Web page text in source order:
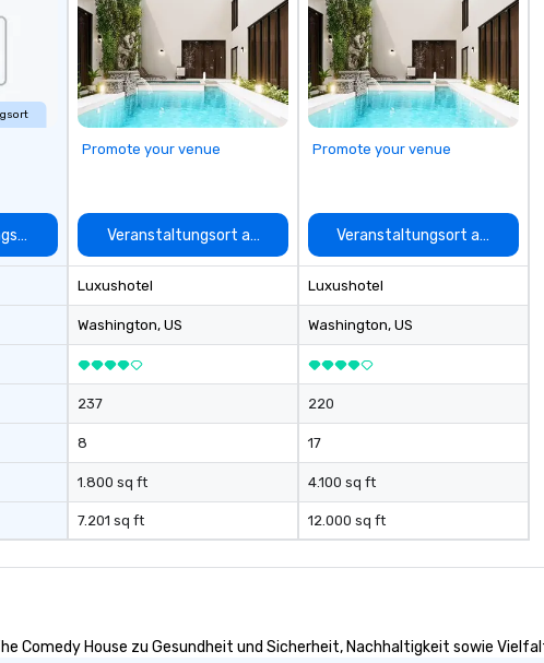
moments
connection,
and lasting impact
auswählen
Promote your venue
Veranstaltungsort auswählen
Luxushotel
Washington, US
237
8
1.800 sq ft
7.201 sq ft
Promote your venue
Veranstaltungsort
Luxushotel
Washington, US
220
17
4.100 sq ft
12.000 sq ft
Comedy House zu Gesundheit und Sicherheit, Nachhaltigkeit sowie